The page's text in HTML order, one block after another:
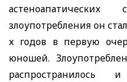
астеноапатических
злоупотребления он
х годов в первую
юношей.
распространилось